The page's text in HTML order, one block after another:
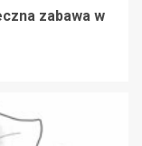
zabawa w